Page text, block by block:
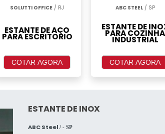
SOLUTTI OFFICE / RJ
ESTANTE DE AÇO
PARA ESCRITORIO
COTAR AGORA
ABC STEEL/ SP
ESTANTE DE
PARA COZINHA
INDUSTRIAL
COTAR AGORA
ESTANTE DE INOX
ABC Steel/ - SP